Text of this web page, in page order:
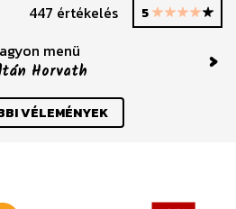
447 értékelés 5
menü
Horvath
VÉLEMÉNYEK